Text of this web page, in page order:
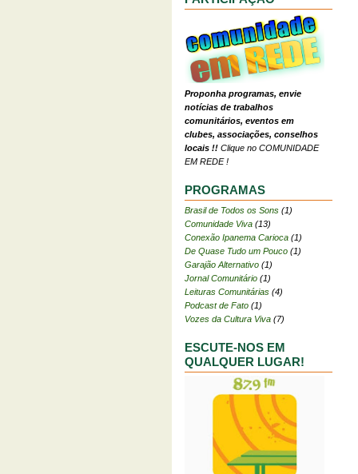
Proponha programas, envie
notícias de trabalhos
comunitários, eventos em
clubes, associações, conselhos
locais !! Clique no COMUNIDADE
EM REDE !
PROGRAMAS
Brasil de Todos os Sons (1)
Comunidade Viva (13)
Conexão Ipanema Carioca (1)
De Quase Tudo um Pouco (1)
Garajão Alternativo (1)
Jornal Comunitário (1)
Leituras Comunitárias (4)
Podcast de Fato (1)
Vozes da Cultura Viva (7)
ESCUTE-NOS EM
QUALQUER LUGAR!